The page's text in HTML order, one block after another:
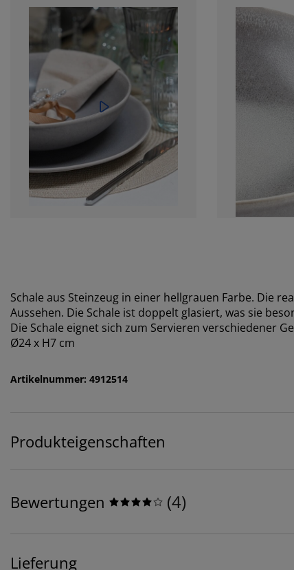
Schale aus Steinzeug in einer hellgrauen Farbe. Die
Aussehen. Die Schale ist doppelt glasiert, was sie
Die Schale eignet sich zum Servieren verschiedener
Ø24 x H7 cm
Artikelnummer: 4912514
Produkteigenschaften
Bewertungen (4)
Lieferung